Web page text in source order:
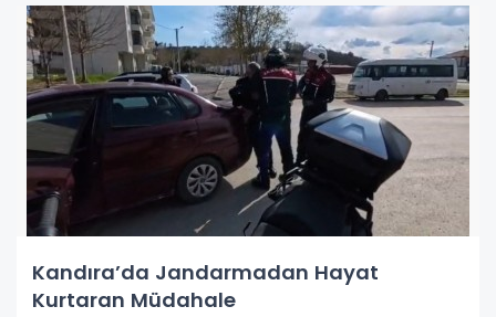
Kandıra’da Jandarmadan Hayat
Kurtaran Müdahale